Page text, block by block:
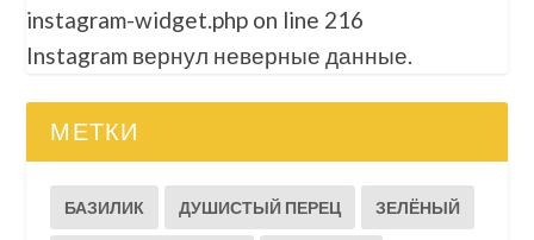
instagram-widget.php on line 216
Instagram вернул неверные данные.
МЕТКИ
БАЗИЛИК ДУШИСТЫЙ ПЕРЕЦ ЗЕЛЁНЫЙ